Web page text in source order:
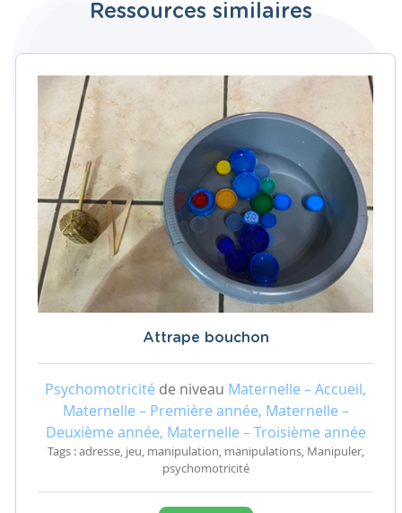
Ressources similaires
Attrape bouchon
Psychomotricité de niveau Maternelle – Accueil,
Maternelle – Première année, Maternelle –
Deuxième année, Maternelle – Troisième année
Tags : adresse, jeu, manipulation, manipulations, Manipuler,
psychomotricité